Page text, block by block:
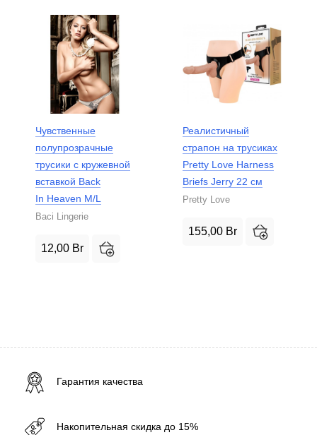
Чувственные
полупрозрачные
трусики с кружевной
вставкой Back
In Heaven M/L
Baci Lingerie
12,00 Br
Реалистичный
страпон на трусиках
Pretty Love Harness
Briefs Jerry 22 см
Pretty Love
155,00 Br
Гарантия качества
Накопительная скидка до 15%